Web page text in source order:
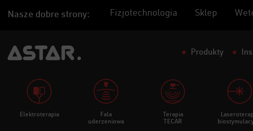
Nasze dobre strony: Fizjotechnologia Sklep
Produkty
Elektroterapia
Fala
uderzeniowa
Terapia
TECAR